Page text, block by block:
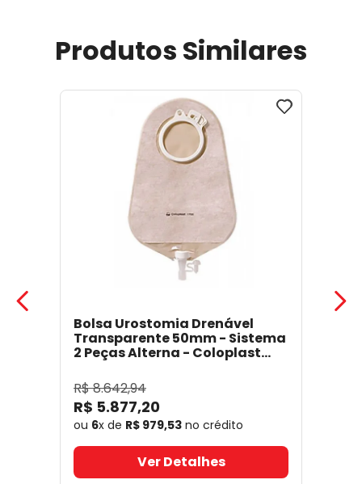
Produtos Similares
Bolsa Urostomia Drenável
Transparente 50mm - Sistema
2 Peças Alterna - Coloplast
R$8.642,94
R$ 5.877,20
ou 6x de R$ 979,53 no crédito
Ver Detalhes